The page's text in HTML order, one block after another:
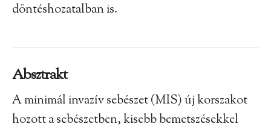
döntéshozatalban is.
Absztrakt
A minimál invazív sebészet (MIS) új korszakot
hozott a sebészetben, kisebb bemetszésekkel